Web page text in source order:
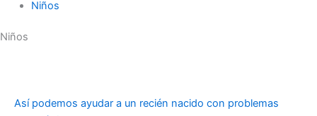
Niños
Niños
Así podemos ayudar a un recién nacido con problemas